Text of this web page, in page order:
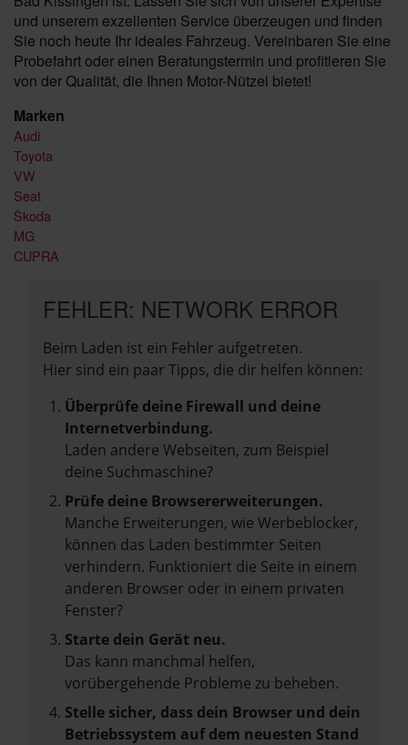
und unserem exzellenten Service überzeugen und finden
Sie noch heute Ihr ideales Fahrzeug. Vereinbaren Sie eine
Probefahrt oder einen Beratungstermin und profitieren Sie
von der Qualität, die Ihnen Motor-Nützel bietet!
Marken
Audi
Toyota
VW
Seat
Škoda
MG
CUPRA
FEHLER: NETWORK ERROR
Beim Laden ist ein Fehler aufgetreten.
Hier sind ein paar Tipps, die dir helfen können:
Überprüfe deine Firewall und deine
Internetverbindung.
Laden andere Webseiten, zum Beispiel
deine Suchmaschine?
Prüfe deine Browsererweiterungen.
Manche Erweiterungen, wie Werbeblocker,
können das Laden bestimmter Seiten
verhindern. Funktioniert die Seite in einem
anderen Browser oder in einem privaten
Fenster?
Starte dein Gerät neu.
Das kann manchmal helfen,
vorübergehende Probleme zu beheben.
Stelle sicher, dass dein Browser und dein
Betriebssystem auf dem neuesten Stand